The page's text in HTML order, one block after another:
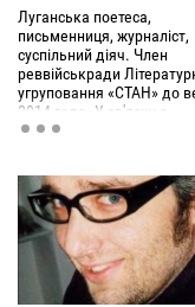
Луганська поетеса,
письменниця, журналіст,
суспільний діяч. Член
реввійськради
угруповання «СТАН» до
2014 года. У зв'язку з
неприйняттям
угруповання.